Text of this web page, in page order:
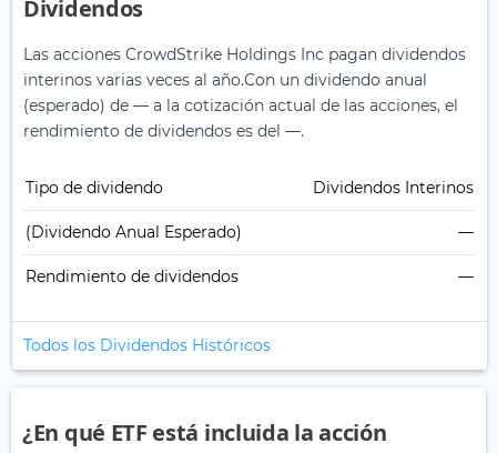
Dividendos
Las acciones CrowdStrike Holdings Inc pagan dividendos
interinos varias veces al año.Con un dividendo anual
(esperado) de — a la cotización actual de las acciones, el
rendimiento de dividendos es del —.
Tipo de dividendo Dividendos Interinos
(Dividendo Anual Esperado) —
Rendimiento de dividendos —
Todos los Dividendos Históricos
¿En qué ETF está incluida la acción